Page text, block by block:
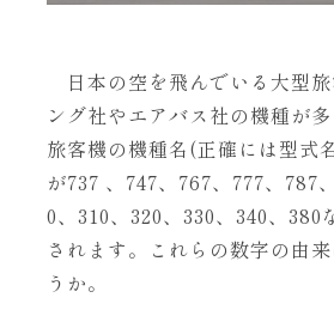
日本の空を飛んでいる大型旅
ング社やエアバス社の機種が多
旅客機の機種名(正確には型式
が737 、747、767、777、787
0、310、320、330、340、380
されます。これらの数字の由
うか。